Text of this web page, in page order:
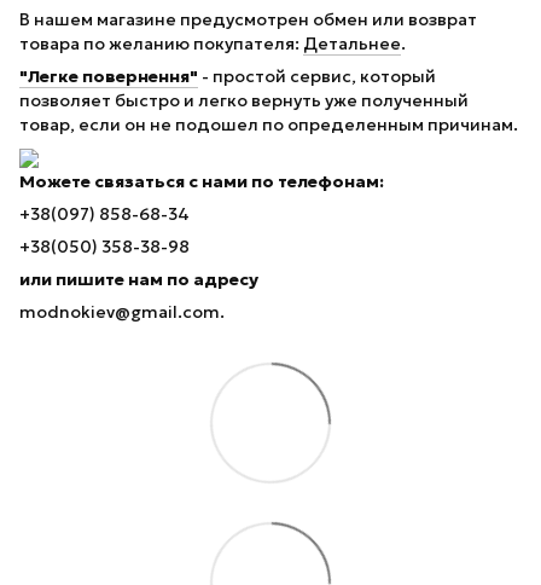
В нашем магазине предусмотрен обмен или возврат
товара по желанию покупателя: Детальнее.
"Легке повернення" - простой сервис, который
позволяет быстро и легко вернуть уже полученный
товар, если он не подошел по определенным причинам.
Можете связаться с нами по телефонам:
+38(097) 858-68-34
+38(050) 358-38-98
или пишите нам по адресу
modnokiev@gmail.com.